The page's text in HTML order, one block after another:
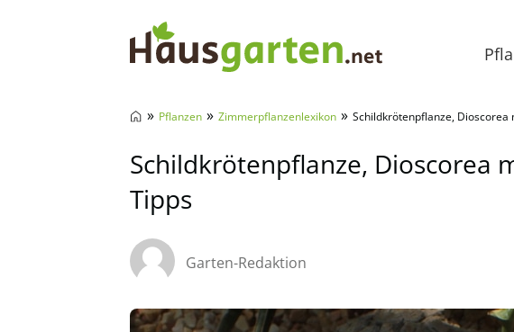
» Pflanzen » Zimmerpflanzenlexikon » Schildkrötenpflanze, Dioscorea
Schildkrötenpflanze, Dioscorea
Tipps
Garten-Redaktion